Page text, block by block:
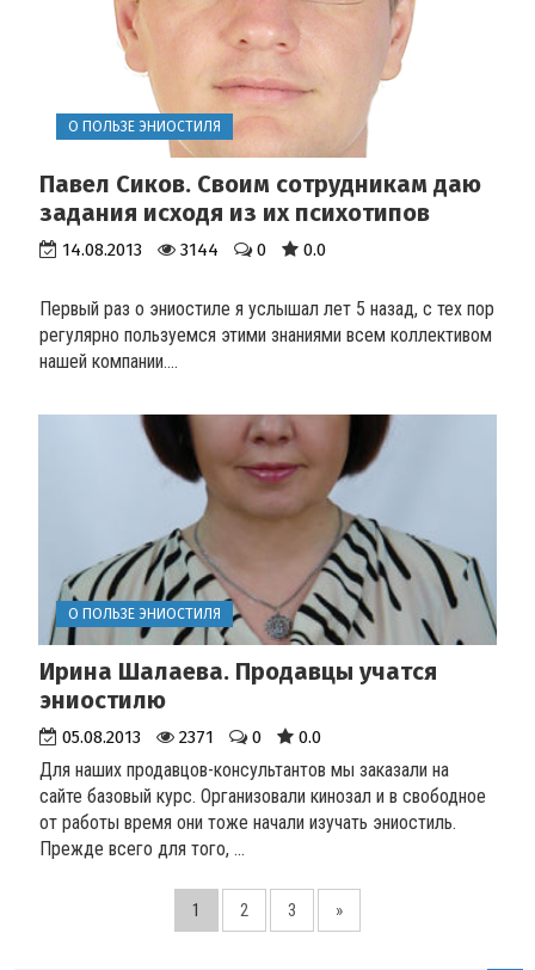
О ПОЛЬЗЕ ЭНИОСТИЛЯ
Павел Сиков. Своим сотрудникам даю
задания исходя из их психотипов
14.08.2013 3144 0 0.0
Первый раз о эниостиле я услышал лет 5 назад, с тех пор
регулярно пользуемся этими знаниями всем коллективом
нашей компании....
О ПОЛЬЗЕ ЭНИОСТИЛЯ
Ирина Шалаева. Продавцы учатся
эниостилю
05.08.2013 2371 0 0.0
Для наших продавцов-консультантов мы заказали на
сайте базовый курс. Организовали кинозал и в свободное
от работы время они тоже начали изучать эниостиль.
Прежде всего для того, ...
1 2 3 »